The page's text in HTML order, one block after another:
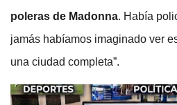
poleras de Madonna. Había
jamás habíamos imaginado ver
una ciudad completa”.